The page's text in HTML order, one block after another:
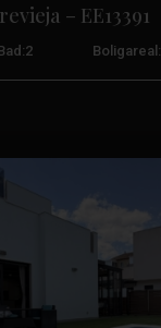
– EE13391
2 Boligareal: